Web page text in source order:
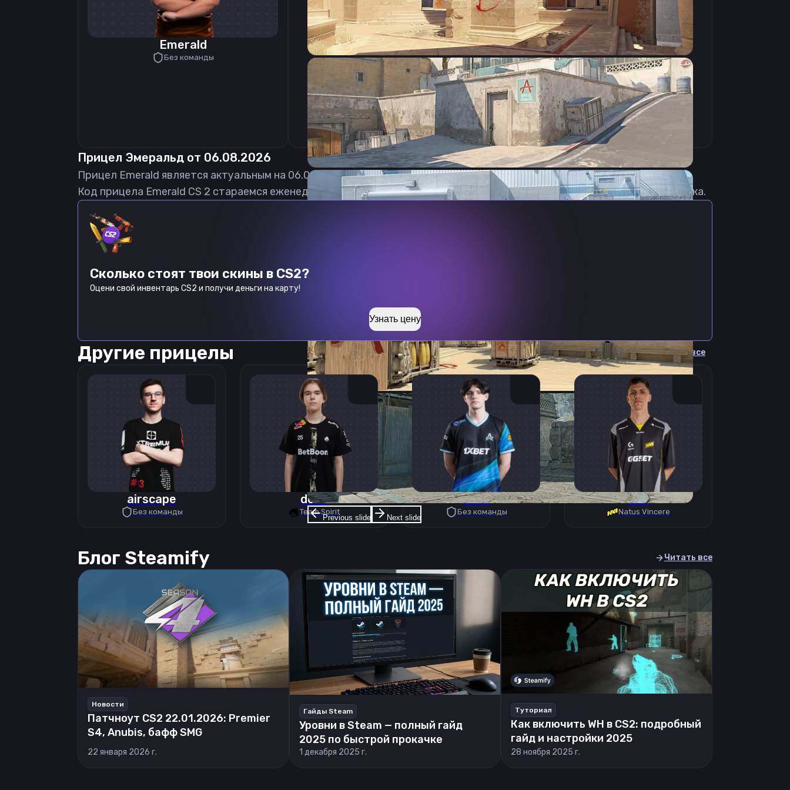
Emerald
Без команды
Previous slide Next slide
CSGO-q6oPp-RYPyy-jtdox-6vpLh-6dMwF
Скопировать
Прицел Эмеральд от 06.08.2026
Прицел Emerald является актуальным на 06.08.2026
Код прицела Emerald CS 2 стараемся еженедельно обновлять, чтобы вы могли играть с актуальными настройками игрока.
Сколько стоят твои скины в CS2?
Оцени свой инвентарь CS2 и получи деньги на карту!
Узнать цену
Другие прицелы Cмотреть все
airscape
Без команды
donk
Team Spirit
deko
Без команды
B1T
Natus Vincere
Блог Steamify Читать все
Новости
Патчноут CS2 22.01.2026: Premier
S4, Anubis, бафф SMG
22 января 2026 г.
Гайды Steam
Уровни в Steam — полный гайд
2025 по быстрой прокачке
1 декабря 2025 г.
Туториал
Как включить WH в CS2: подробный
гайд и настройки 2025
28 ноября 2025 г.